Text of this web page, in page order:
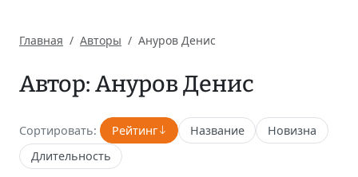
Главная Авторы Ануров Денис
Автор: Ануров Денис
Сортировать: Рейтинг Название
Новизна
Длительность